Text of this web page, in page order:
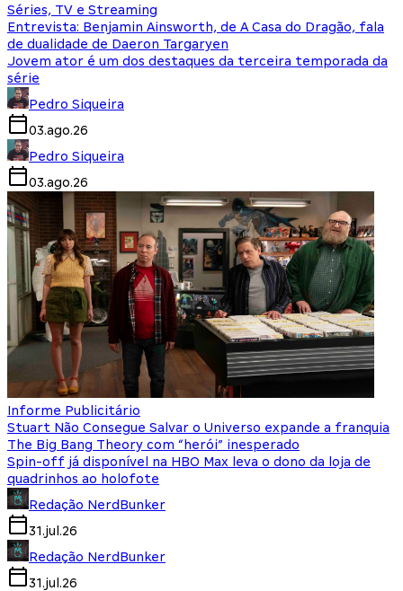
Séries, TV e Streaming
Entrevista: Benjamin Ainsworth, de A Casa do Dragão, fala
de dualidade de Daeron Targaryen
Jovem ator é um dos destaques da terceira temporada da
série
Pedro Siqueira
03.ago.26
Pedro Siqueira
03.ago.26
Informe Publicitário
Stuart Não Consegue Salvar o Universo expande a franquia
The Big Bang Theory com “herói” inesperado
Spin-off já disponível na HBO Max leva o dono da loja de
quadrinhos ao holofote
Redação NerdBunker
31.jul.26
Redação NerdBunker
31.jul.26